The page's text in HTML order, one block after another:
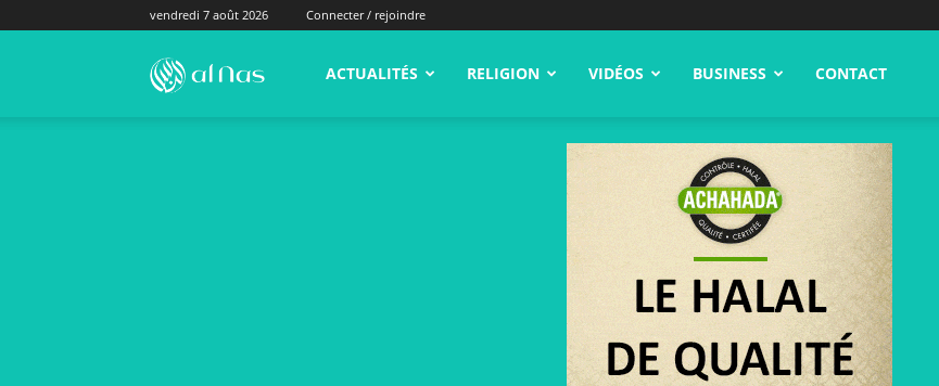
vendredi 7 août 2026 Connecter / rejoindre
alNas.fr ACTUALITÉS RELIGION VIDÉOS BUSINESS CONTACT